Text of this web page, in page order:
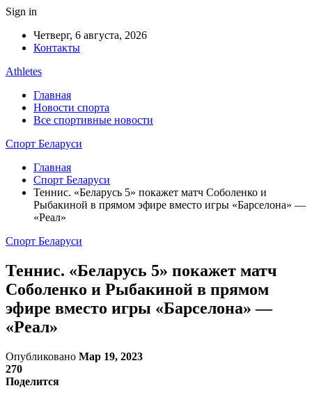
Sign in
Четверг, 6 августа, 2026
Контакты
Athletes
Главная
Новости спорта
Все спортивные новости
Спорт Беларуси
Главная
Спорт Беларуси
Теннис. «Беларусь 5» покажет матч Соболенко и
Рыбакиной в прямом эфире вместо игры «Барселона» —
«Реал»
Спорт Беларуси
Теннис. «Беларусь 5» покажет матч
Соболенко и Рыбакиной в прямом
эфире вместо игры «Барселона» —
«Реал»
Опубликовано Мар 19, 2023
270
Поделится